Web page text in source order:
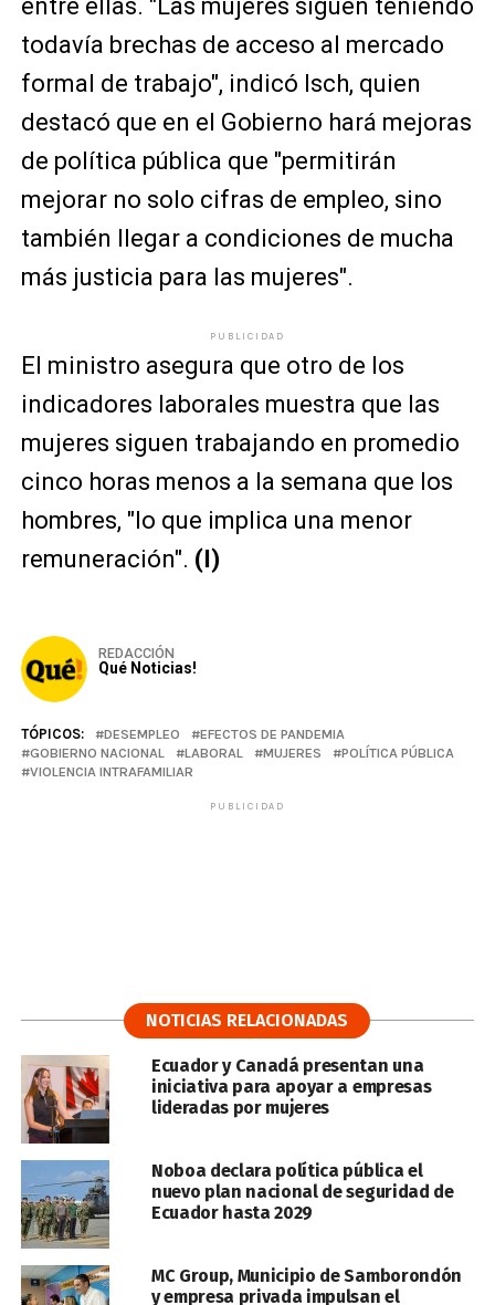
entre ellas. "Las mujeres siguen teniendo
todavía brechas de acceso al mercado
formal de trabajo", indicó Isch, quien
destacó que en el Gobierno hará mejoras
de política pública que "permitirán
mejorar no solo cifras de empleo, sino
también llegar a condiciones de mucha
más justicia para las mujeres".
PUBLICIDAD
El ministro asegura que otro de los
indicadores laborales muestra que las
mujeres siguen trabajando en promedio
cinco horas menos a la semana que los
hombres, "lo que implica una menor
remuneración". (I)
REDACCIÓN
Qué Noticias!
TÓPICOS: DESEMPLEO
EFECTOS DE PANDEMIA
GOBIERNO NACIONAL
LABORAL MUJERES
POLÍTICA PÚBLICA
VIOLENCIA INTRAFAMILIAR
PUBLICIDAD
NOTICIAS RELACIONADAS
Ecuador y Canadá presentan una
iniciativa para apoyar a empresas
lideradas por mujeres
Noboa declara política pública el
nuevo plan nacional de seguridad de
Ecuador hasta 2029
MC Group, Municipio de Samborondón
y empresa privada impulsan el